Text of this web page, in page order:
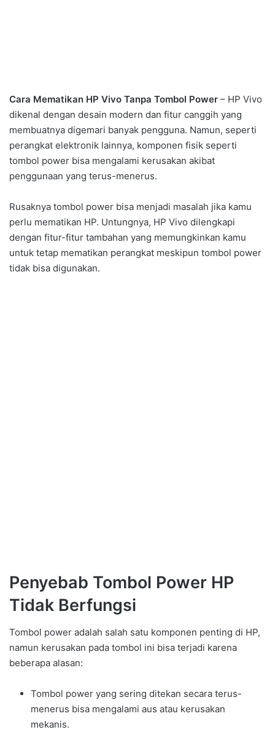
Cara Mematikan HP Vivo Tanpa Tombol Power – HP Vivo
dikenal dengan desain modern dan fitur canggih yang
membuatnya digemari banyak pengguna. Namun, seperti
perangkat elektronik lainnya, komponen fisik seperti
tombol power bisa mengalami kerusakan akibat
penggunaan yang terus-menerus.
Rusaknya tombol power bisa menjadi masalah jika kamu
perlu mematikan HP. Untungnya, HP Vivo dilengkapi
dengan fitur-fitur tambahan yang memungkinkan kamu
untuk tetap mematikan perangkat meskipun tombol power
tidak bisa digunakan.
Penyebab Tombol Power HP
Tidak Berfungsi
Tombol power adalah salah satu komponen penting di HP,
namun kerusakan pada tombol ini bisa terjadi karena
beberapa alasan:
Tombol power yang sering ditekan secara terus-
menerus bisa mengalami aus atau kerusakan
mekanis.